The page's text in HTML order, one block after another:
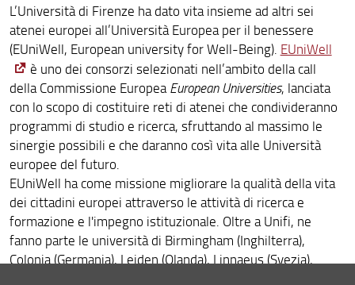
L’Università di Firenze ha dato vita insieme ad altri sei
atenei europei all’Università Europea per il benessere
(EUniWell, European university for Well-Being). EUniWell
è uno dei consorzi selezionati nell’ambito della call
della Commissione EuropeaEuropean Universities, lanciata
con lo scopo di costituire reti di atenei che condivideranno
programmi di studio e ricerca, sfruttando al massimo le
sinergie possibili e che daranno così vita alle Università
europee del futuro.
EUniWell ha come missione migliorare la qualità della vita
dei cittadini europei attraverso le attività di ricerca e
formazione e l'impegno istituzionale. Oltre a Unifi, ne
fanno parte le università di Birmingham (Inghilterra),
Colonia (Germania), Leiden (Olanda), Linnaeus (Svezia),
Erasmus+ Studio
Erasmus+ Traineeship
Mobilità SEMP
Mobilità Extra-EU
Tabelle ECTS
Accordi Doppio Titolo
Altre opportunità di Mobilità
Mobilità Erasmus Docenti